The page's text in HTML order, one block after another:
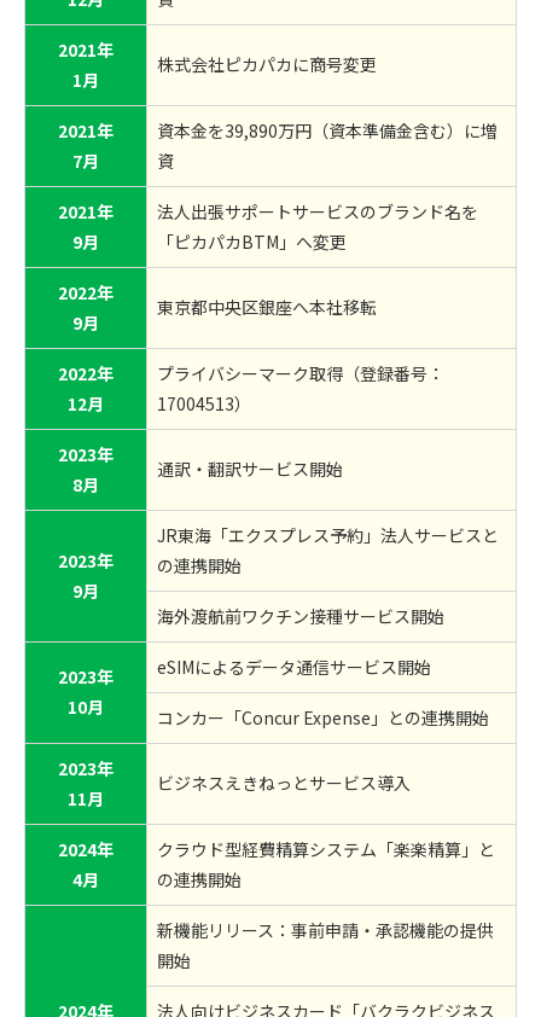
2021年
1月
株式会社ピカパカに商号変更
2021年
7月
資本金を39,890万円（資本準備金含む）に増
資
2021年
9月
法人出張サポートサービスのブランド名を
「ピカパカBTM」へ変更
2022年
9月
東京都中央区銀座へ本社移転
2022年
12月
プライバシーマーク取得（登録番号：
17004513）
2023年
8月
通訳・翻訳サービス開始
2023年
9月
JR東海「エクスプレス予約」法人サービスと
の連携開始
海外渡航前ワクチン接種サービス開始
2023年
10月
eSIMによるデータ通信サービス開始
コンカー「Concur Expense」との連携開始
2023年
11月
ビジネスえきねっとサービス導入
2024年
4月
クラウド型経費精算システム「楽楽精算」と
の連携開始
2024年
新機能リリース：事前申請・承認機能の提供
開始
法人向けビジネスカード「バクラクビジネス